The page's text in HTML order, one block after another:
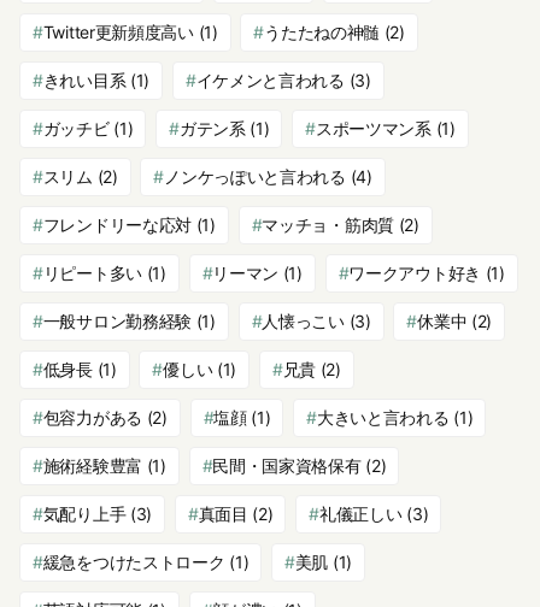
Twitter更新頻度高い(1) うたたねの神髄 (2)
きれい目系 (1) イケメンと言われる (3)
ガッチビ(1) ガテン系 (1) スポーツマン系 (1)
スリム (2) ノンケっぽいと言われる (4)
フレンドリーな応対 (1) マッチョ・筋肉質(2)
リピート多い(1) リーマン (1) ワークアウト好き (1)
一般サロン勤務経験 (1) 人懐っこい(3) 休業中 (2)
低身長(1) 優しい(1) 兄貴(2)
包容力がある (2) 塩顔(1) 大きいと言われる (1)
施術経験豊富 (1) 民間・国家資格保有(2)
気配り上手(3) 真面目 (2) 礼儀正しい(3)
緩急をつけたストローク (1) 美肌 (1)